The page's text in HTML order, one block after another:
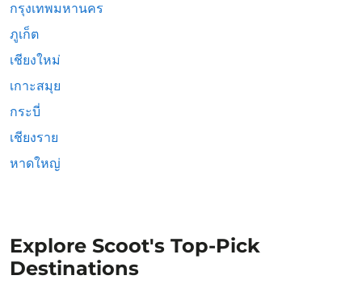
กรุงเทพมหานคร
ภูเก็ต
เชียงใหม่
เกาะสมุย
กระบี่
เชียงราย
หาดใหญ่
Explore Scoot's Top-Pick
Destinations